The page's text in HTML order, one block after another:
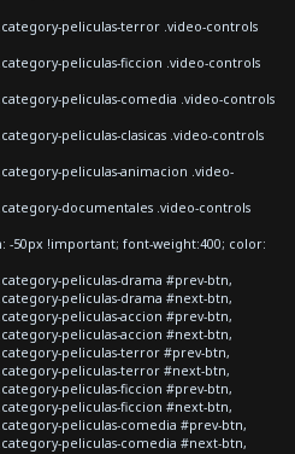
peliculas-terror .video-controls
peliculas-ficcion .video-controls
peliculas-comedia .video-controls
peliculas-clasicas .video-controls
peliculas-animacion .video-
documentales .video-controls
50px !important; font-weight:400; color:
peliculas-drama #prev-btn,
peliculas-drama #next-btn,
peliculas-accion #prev-btn,
peliculas-accion #next-btn,
peliculas-terror #prev-btn,
peliculas-terror #next-btn,
peliculas-ficcion #prev-btn,
peliculas-ficcion #next-btn,
peliculas-comedia #prev-btn,
peliculas-comedia #next-btn,